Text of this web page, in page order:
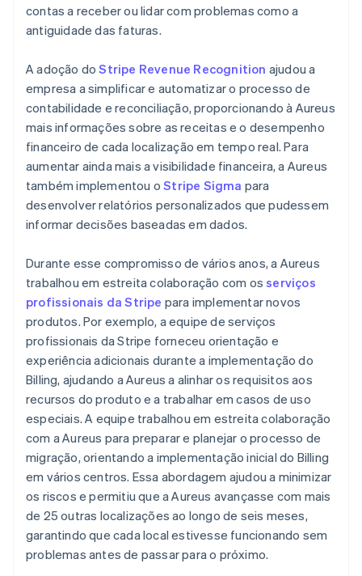
contas a receber ou lidar com problemas como a
antiguidade das faturas.
A adoção doStripe Revenue Recognition ajudou a
empresa a simplificar e automatizar o processo de
contabilidade e reconciliação, proporcionando à Aureus
mais informações sobre as receitas e o desempenho
financeiro de cada localização em tempo real. Para
aumentar ainda mais a visibilidade financeira, a Aureus
também implementou oStripe Sigma para
desenvolver relatórios personalizados que pudessem
informar decisões baseadas em dados.
Durante esse compromisso de vários anos, a Aureus
trabalhou em estreita colaboração com osserviços
profissionais da Stripe para implementar novos
produtos. Por exemplo, a equipe de serviços
profissionais da Stripe forneceu orientação e
experiência adicionais durante a implementação do
Billing, ajudando a Aureus a alinhar os requisitos aos
recursos do produto e a trabalhar em casos de uso
especiais. A equipe trabalhou em estreita colaboração
com a Aureus para preparar e planejar o processo de
migração, orientando a implementação inicial do Billing
em vários centros. Essa abordagem ajudou a minimizar
os riscos e permitiu que a Aureus avançasse com mais
de 25 outras localizações ao longo de seis meses,
garantindo que cada local estivesse funcionando sem
problemas antes de passar para o próximo.